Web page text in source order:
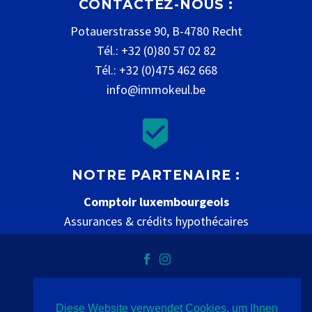
CONTACTEZ-NOUS :
Potauerstrasse 90, B-4780 Recht
Tél.: +32 (0)80 57 02 82
Tél.: +32 (0)475 462 668
info@immokeul.be


NOTRE PARTENAIRE :
Comptoir luxembourgeois
Assurances & crédits hypothécaires
Diese Website verwendet Cookies, um Ihnen